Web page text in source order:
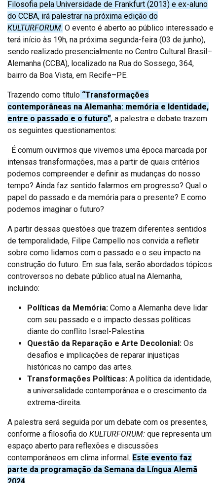
Filosofia pela Universidade de Frankfurt (2013) e ex-aluno
do CCBA, irá palestrar na próxima edição do
KULTURFORUM. O evento é aberto ao público interessado e
terá início às 19h, na próxima segunda-feira (03 de junho),
sendo realizado presencialmente no Centro Cultural Brasil–
Alemanha (CCBA), localizado na Rua do Sossego, 364,
bairro da Boa Vista, em Recife–PE.
Trazendo como título “Transformações
contemporâneas na Alemanha: memória e Identidade,
entre o passado e o futuro”, a palestra e debate trazem
os seguintes questionamentos:
É comum ouvirmos que vivemos uma época marcada por
intensas transformações, mas a partir de quais critérios
podemos compreender e definir as mudanças do nosso
tempo? Ainda faz sentido falarmos em progresso? Qual o
papel do passado e da memória para o presente? E como
podemos imaginar o futuro?
A partir dessas questões que trazem diferentes sentidos
de temporalidade, Filipe Campello nos convida a refletir
sobre como lidamos com o passado e o seu impacto na
construção do futuro. Em sua fala, serão abordados tópicos
controversos no debate público atual na Alemanha,
incluindo:
Políticas da Memória: Como a Alemanha deve lidar
com seu passado e o impacto dessas políticas
diante do conflito Israel-Palestina.
Questão da Reparação e Arte Decolonial: Os
desafios e implicações de reparar injustiças
históricas no campo das artes.
Transformações Políticas: A política da identidade,
a universalidade contemporânea e o crescimento da
extrema-direita.
A palestra será seguida por um debate com os presentes,
conforme a filosofia do KULTURFORUM: que representa um
espaço aberto para reflexões e discussões
contemporâneos em clima informal. Este evento faz
parte da programação da Semana da Língua Alemã